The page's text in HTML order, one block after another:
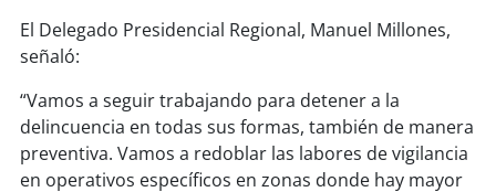
soycoronel
soytemuco
El Delegado Presidencial Regional, Manuel Millones,
señaló:
“Vamos a seguir trabajando para detener a la
delincuencia en todas sus formas, también de manera
preventiva. Vamos a redoblar las labores de vigilancia
en operativos específicos en zonas donde hay mayor